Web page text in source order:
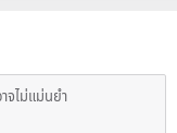
จไม่แม่นยำ